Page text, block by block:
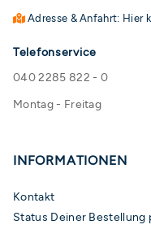
Adresse & Anfahrt: Hier
Telefonservice
040 2285 822 - 0
Montag - Freitag
INFORMATIONEN
Kontakt
Status Deiner Bestellung